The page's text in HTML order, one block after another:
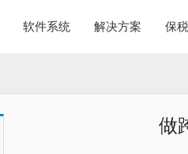
软件系统 解决方案 保
做